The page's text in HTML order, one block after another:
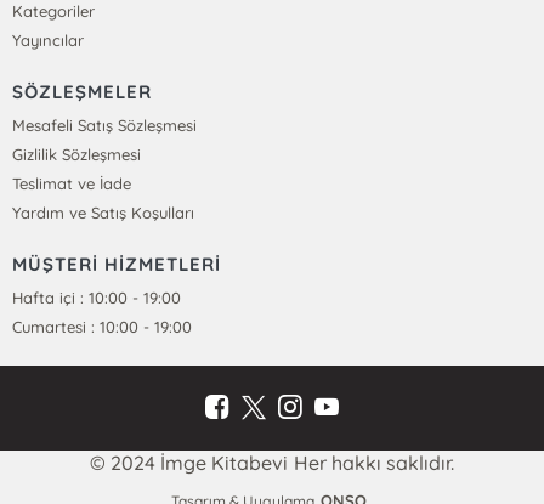
Kategoriler
Yayıncılar
SÖZLEŞMELER
Mesafeli Satış Sözleşmesi
Gizlilik Sözleşmesi
Teslimat ve İade
Yardım ve Satış Koşulları
MÜŞTERİ HİZMETLERİ
Hafta içi : 10:00 - 19:00
Cumartesi : 10:00 - 19:00
© 2024 İmge Kitabevi Her hakkı saklıdır.